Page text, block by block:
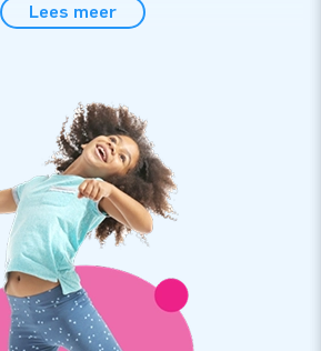
bestellen van hoge kwaliteit
formaten; vierkanten,
stap-circels en foammatten. De
en design van Softplay is
voor kwaliteit en gemak in
en matten kunnen daarom zowel
worden en zijn gemakkelijk schoon
ze zijn er in allerlei thema's: Jungle
Farm, Candy, Comic..ga zo maar
Lees meer